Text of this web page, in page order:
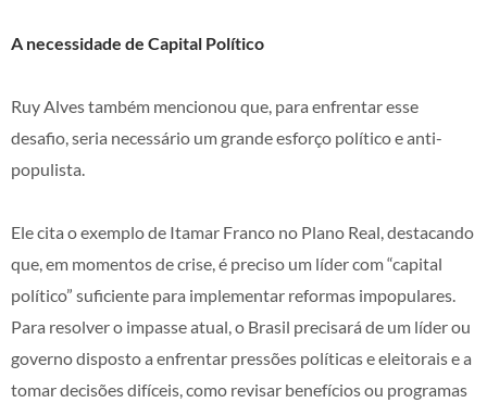
A necessidade de Capital Político
Ruy Alves também mencionou que, para enfrentar esse
desafio, seria necessário um grande esforço político e anti-
populista.
Ele cita o exemplo de Itamar Franco no Plano Real, destacando
que, em momentos de crise, é preciso um líder com “capital
político” suficiente para implementar reformas impopulares.
Para resolver o impasse atual, o Brasil precisará de um líder ou
governo disposto a enfrentar pressões políticas e eleitorais e a
tomar decisões difíceis, como revisar benefícios ou programas